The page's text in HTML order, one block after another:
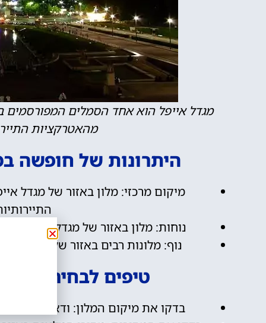
מגדל אייפל הוא אחד הסמלים המפורסמים
מהאטרקציות
היתרונות של חופשה
מיקום מרכזי: מלון באזור של מגדל
נוחות: מלון באזור של מגדל אייפל
נוף: מלונות רבים באזור של מגדל
טיפים לבחירת
בדקו את מיקום המלון: ודאו שהמלון